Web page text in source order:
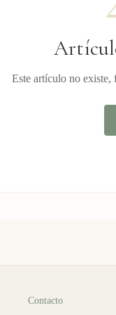
Este artículo no existe,
Contacto